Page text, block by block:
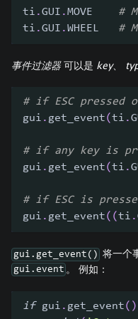
ti .GUI .MOVE #
ti .GUI .WHEEL #
事件过滤器可以是 key、
# if ESC pressed
gui . get_event(ti .
# if any key is
gui . get_event(ti .
# if ESC is
gui . get_event( (ti .
gui.get_event() 将一个
gui.event 。 例如：
if gui . get_event( )